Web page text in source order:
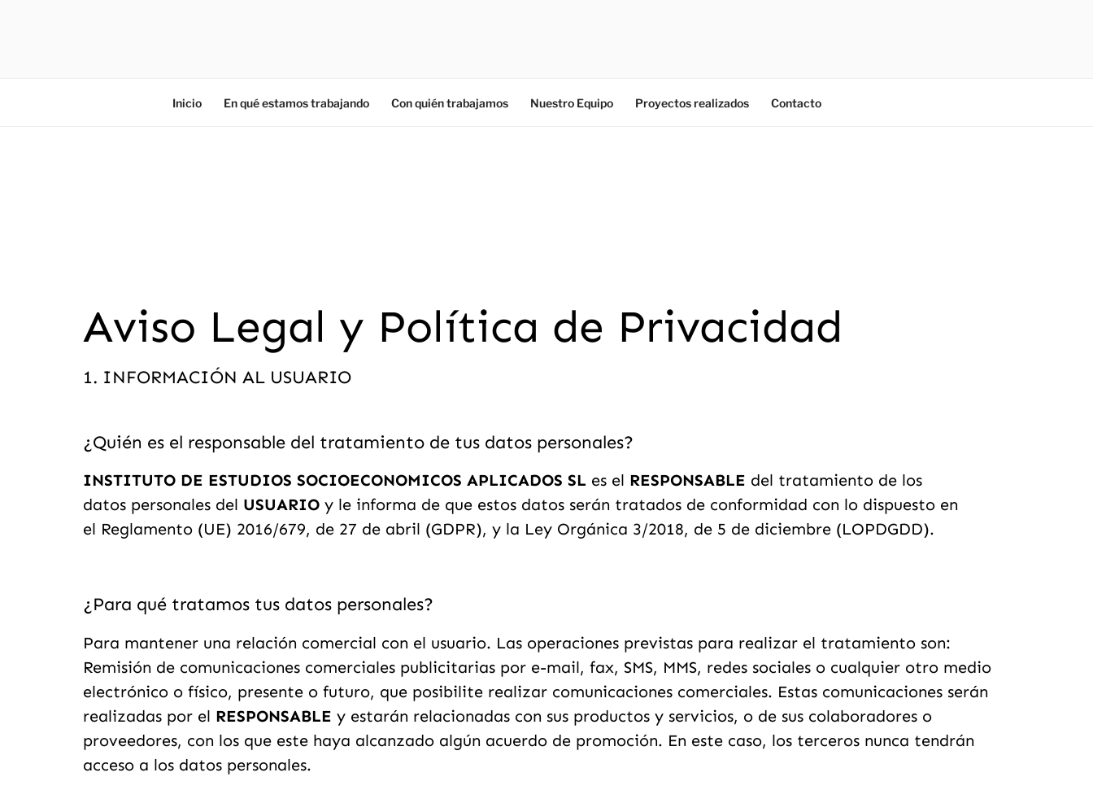
Inicio En qué estamos trabajando Con quién trabajamos Nuestro Equipo Proyectos realizados Contacto
Aviso Legal y Política de Privacidad
1. INFORMACIÓN AL USUARIO
¿Quién es el responsable del tratamiento de tus datos personales?
INSTITUTO DE ESTUDIOS SOCIOECONOMICOS APLICADOS SL es el RESPONSABLE del tratamiento de los
datos personales del USUARIO y le informa de que estos datos serán tratados de conformidad con lo dispuesto en
el Reglamento (UE) 2016/679, de 27 de abril (GDPR), y la Ley Orgánica 3/2018, de 5 de diciembre (LOPDGDD).
¿Para qué tratamos tus datos personales?
Para mantener una relación comercial con el usuario. Las operaciones previstas para realizar el tratamiento son:
Remisión de comunicaciones comerciales publicitarias por e-mail, fax, SMS, MMS, redes sociales o cualquier otro medio
electrónico o físico, presente o futuro, que posibilite realizar comunicaciones comerciales. Estas comunicaciones serán
realizadas por el RESPONSABLE y estarán relacionadas con sus productos y servicios, o de sus colaboradores o
proveedores, con los que este haya alcanzado algún acuerdo de promoción. En este caso, los terceros nunca tendrán
acceso a los datos personales.